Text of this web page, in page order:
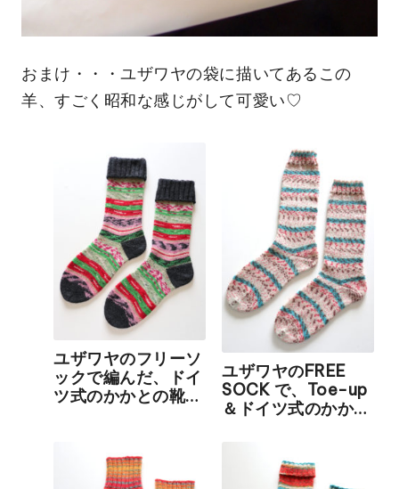
おまけ・・・ユザワヤの袋に描いてあるこの
羊、すごく昭和な感じがして可愛い♡
ユザワヤのフリーソ
ックで編んだ、ドイ
ツ式のかかとの靴
ユザワヤのFREE
SOCK で、Toe-up
＆ドイツ式のかかと